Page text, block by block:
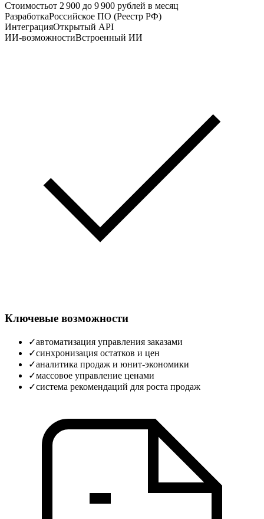
Стоимостьот 2 900 до 9 900 рублей в месяц
РазработкаРоссийское ПО (Реестр РФ)
ИнтеграцияОткрытый API
ИИ-возможностиВстроенный ИИ
Ключевые возможности
✓автоматизация управления заказами
✓синхронизация остатков и цен
✓аналитика продаж и юнит‑экономики
✓массовое управление ценами
✓система рекомендаций для роста продаж